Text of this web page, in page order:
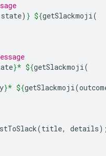
state) } ${getSlackmoji(
}* ${getSlackmoji(
}* ${getSlackmoji(
(title, details);